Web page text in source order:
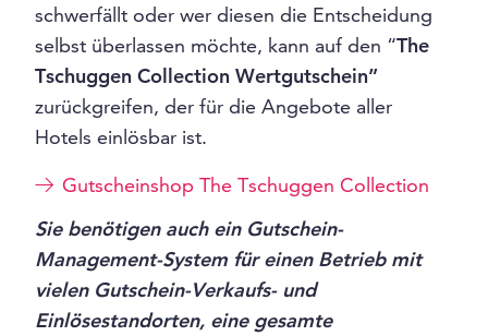
schwerfällt oder wer diesen die Entscheidung
selbst überlassen möchte, kann auf den “The
Tschuggen Collection Wertgutschein”
zurückgreifen, der für die Angebote aller
Hotels einlösbar ist.
Gutscheinshop The Tschuggen Collection
Sie benötigen auch ein Gutschein-
Management-System für einen Betrieb mit
vielen Gutschein-Verkaufs- und
Einlösestandorten, eine gesamte